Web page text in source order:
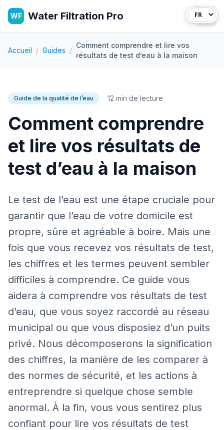
WF Water Filtration Pro
Accueil / Guides /
Comment comprendre et lire vos
résultats de test d’eau à la maison
Guide de la qualité de l’eau 12 min de lecture
Comment comprendre
et lire vos résultats de
test d’eau à la maison
Le test de l’eau est une étape cruciale pour
garantir que l’eau de votre domicile est
propre, sûre et agréable à boire. Mais une
fois que vous recevez vos résultats de test,
les chiffres et les termes peuvent sembler
difficiles à comprendre. Ce guide vous
aidera à comprendre vos résultats de test
d’eau, que vous soyez raccordé au réseau
municipal ou que vous disposiez d’un puits
privé. Nous décomposerons la signification
des chiffres, la manière de les comparer à
des normes de sécurité, et les actions à
entreprendre si quelque chose semble
anormal. À la fin, vous vous sentirez plus
confiant pour lire vos résultats de test